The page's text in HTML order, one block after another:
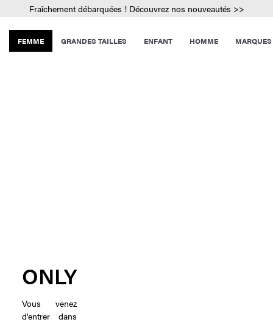
Fraîchement débarquées ! Découvrez nos nouveautés >>
FEMME GRANDES TAILLES ENFANT HOMME MARQUES
ONLY
Vous venez
d'entrer dans